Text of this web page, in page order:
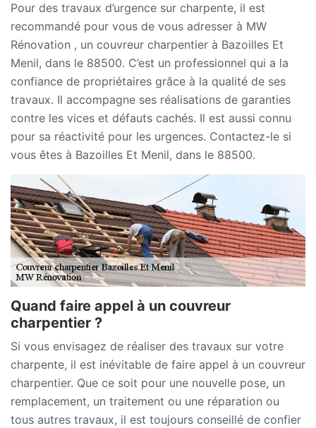
Pour des travaux d’urgence sur charpente, il est
recommandé pour vous de vous adresser à MW
Rénovation , un couvreur charpentier à Bazoilles Et
Menil, dans le 88500. C’est un professionnel qui a la
confiance de propriétaires grâce à la qualité de ses
travaux. Il accompagne ses réalisations de garanties
contre les vices et défauts cachés. Il est aussi connu
pour sa réactivité pour les urgences. Contactez-le si
vous êtes à Bazoilles Et Menil, dans le 88500.
Quand faire appel à un couvreur
charpentier ?
Si vous envisagez de réaliser des travaux sur votre
charpente, il est inévitable de faire appel à un couvreur
charpentier. Que ce soit pour une nouvelle pose, un
remplacement, un traitement ou une réparation ou
tous autres travaux, il est toujours conseillé de confier